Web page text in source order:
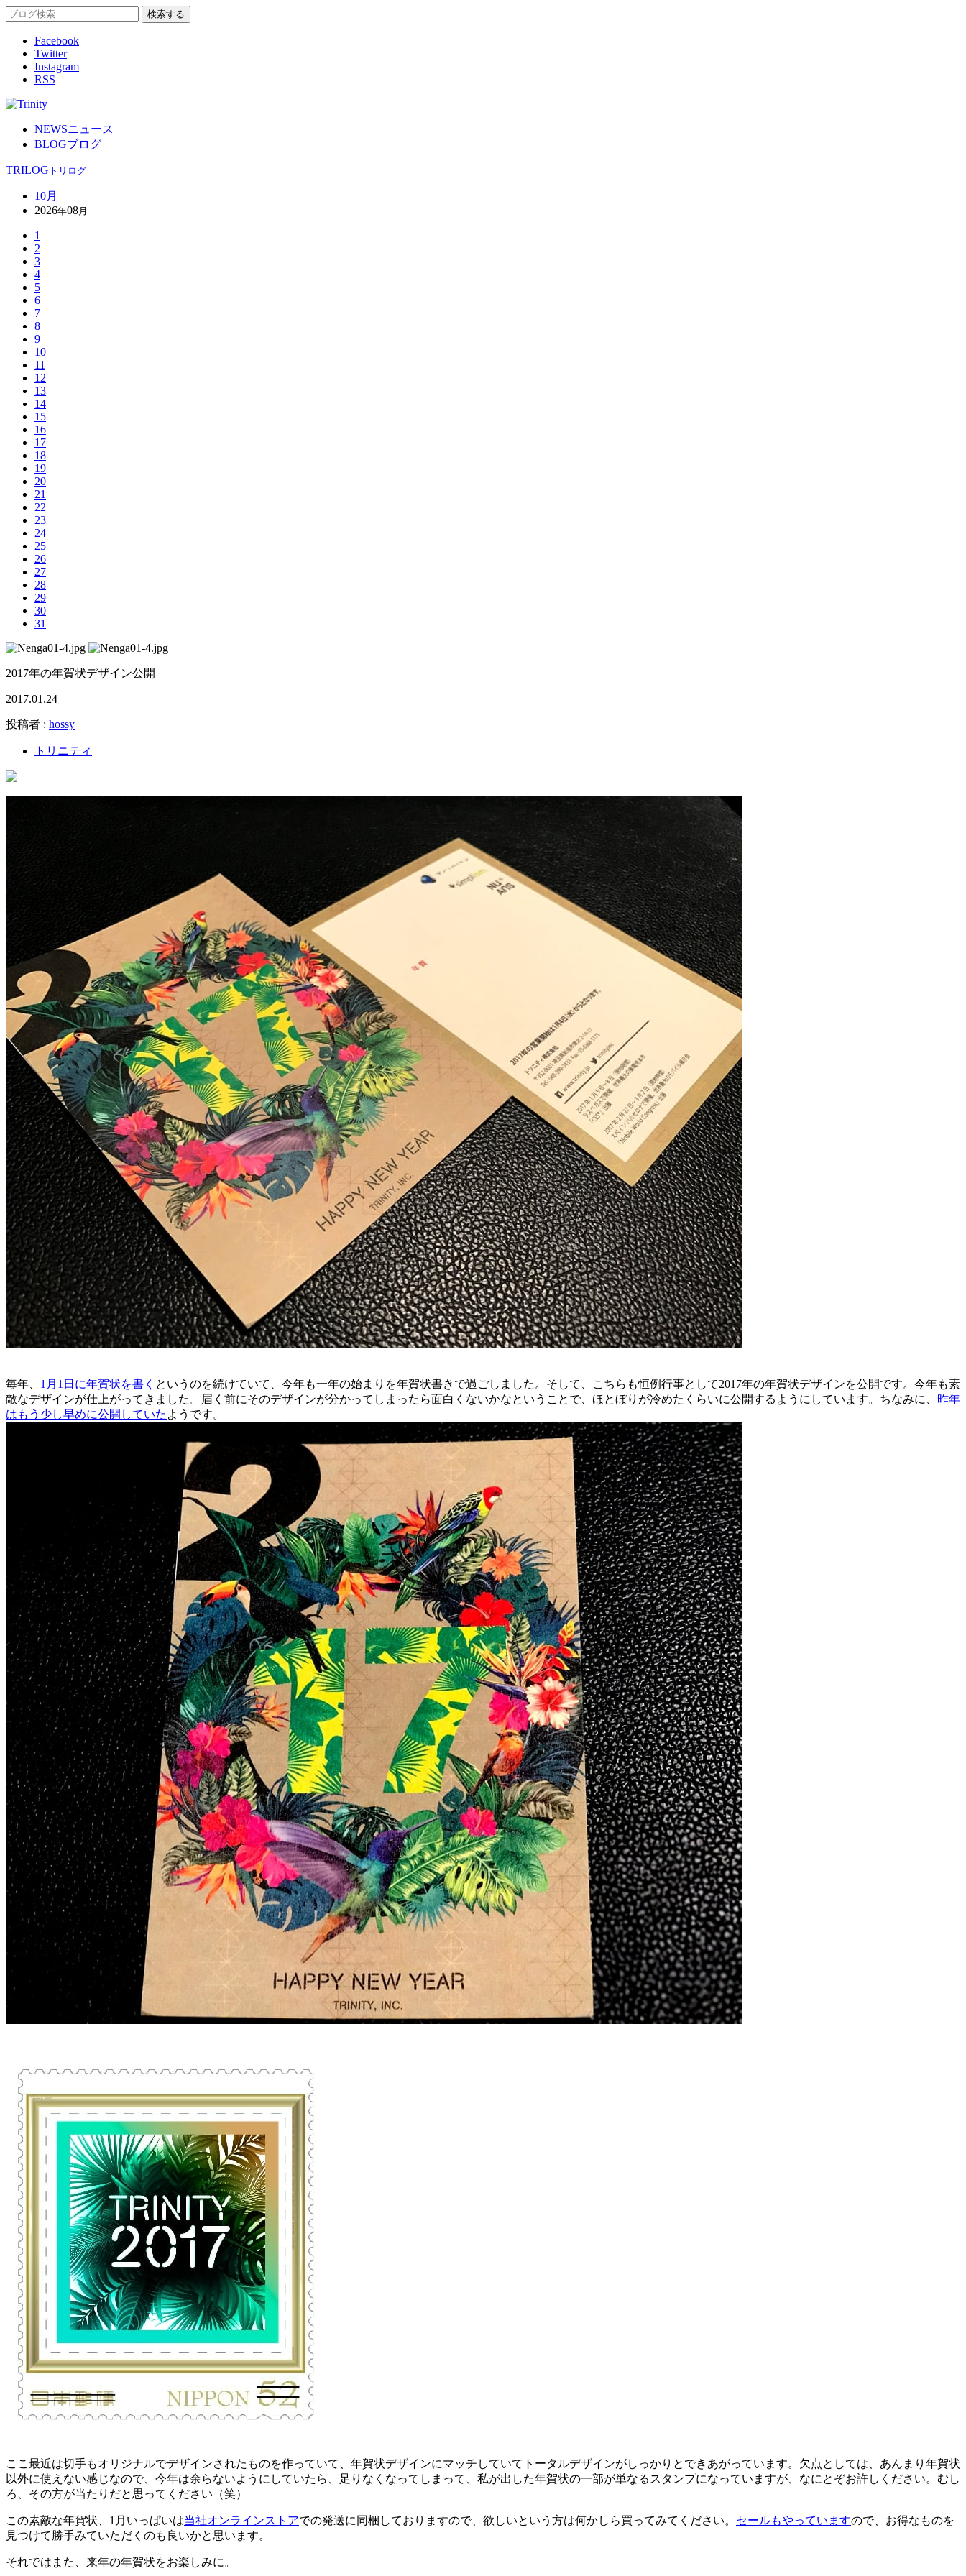
Facebook
Twitter
Instagram
RSS
NEWSニュース
BLOGブログ
TRILOG トリログ
10月
2026年08月
1
2
3
4
5
6
7
8
9
10
11
12
13
14
15
16
17
18
19
20
21
22
23
24
25
26
27
28
29
30
31
2017年の年賀状デザイン公開
2017.01.24
投稿者 : hossy
トリニティ
毎年、 1月1日に年賀状を書く というのを続けていて、今年も一年の始まりを年賀状書きで過ごしました。そして、こちらも恒例行事として2017年の年賀状デザインを公開です。今年も素
敵なデザインが仕上がってきました。届く前にそのデザインが分かってしまったら面白くないかなということで、ほとぼりが冷めたくらいに公開するようにしています。ちなみに、 昨年
はもう少し早めに公開していた ようです。
ここ最近は切手もオリジナルでデザインされたものを作っていて、年賀状デザインにマッチしていてトータルデザインがしっかりとできあがっています。欠点としては、あんまり年賀状
以外に使えない感じなので、今年は余らないようにしていたら、足りなくなってしまって、私が出した年賀状の一部が単なるスタンプになっていますが、なにとぞお許しください。むし
ろ、その方が当たりだと思ってください（笑）
この素敵な年賀状、1月いっぱいは当社オンラインストアでの発送に同梱しておりますので、欲しいという方は何かしら買ってみてください。 セールもやっていますので、お得なものを
見つけて勝手みていただくのも良いかと思います。
それではまた、来年の年賀状をお楽しみに。